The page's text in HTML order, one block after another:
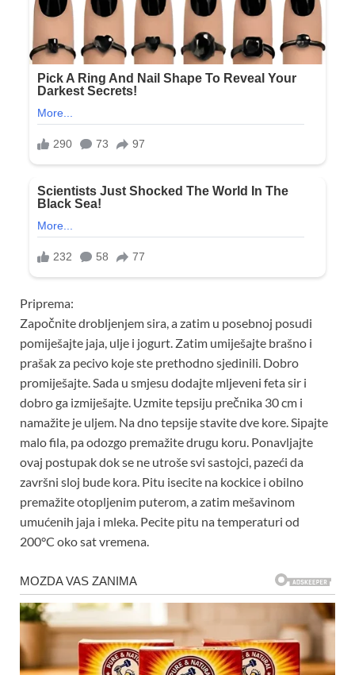
Priprema:
Započnite drobljenjem sira, a zatim u posebnoj posudi
pomiješajte jaja, ulje i jogurt. Zatim umiješajte brašno i
prašak za pecivo koje ste prethodno sjedinili. Dobro
promiješajte. Sada u smjesu dodajte mljeveni feta sir i
dobro ga izmiješajte. Uzmite tepsiju prečnika 30 cm i
namažite je uljem. Na dno tepsije stavite dve kore. Sipajte
malo fila, pa odozgo premažite drugu koru. Ponavljajte
ovaj postupak dok se ne utroše svi sastojci, pazeći da
završni sloj bude kora. Pitu isecite na kockice i obilno
premažite otopljenim puterom, a zatim mešavinom
umućenih jaja i mleka. Pecite pitu na temperaturi od
200°C oko sat vremena.